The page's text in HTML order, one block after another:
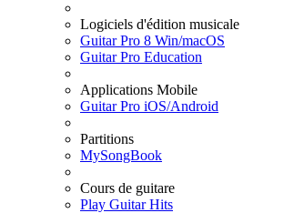
Logiciels d'édition musicale
Guitar Pro 8 Win/macOS
Guitar Pro Education
Applications Mobile
Guitar Pro iOS/Android
Partitions
MySongBook
Cours de guitare
Play Guitar Hits